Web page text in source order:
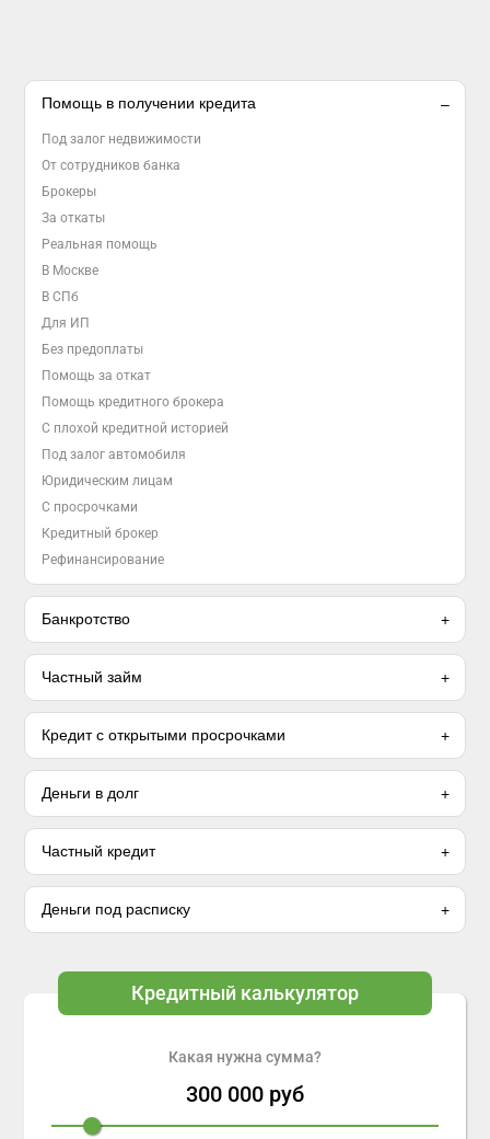
Помощь в получении кредита
Под залог недвижимости
От сотрудников банка
Брокеры
За откаты
Реальная помощь
В Москве
В СПб
Для ИП
Без предоплаты
Помощь за откат
Помощь кредитного брокера
С плохой кредитной историей
Под залог автомобиля
Юридическим лицам
С просрочками
Кредитный брокер
Рефинансирование
Банкротство
Частный займ
Кредит с открытыми просрочками
Деньги в долг
Частный кредит
Деньги под расписку
Кредитный калькулятор
Какая нужна сумма?
300 000 руб